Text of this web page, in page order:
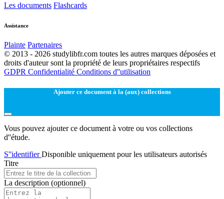
Les documents Flashcards
Assistance
Plainte Partenaires
© 2013 - 2026 studylibfr.com toutes les autres marques déposées et
droits d'auteur sont la propriété de leurs propriétaires respectifs
GDPR Confidentialité Conditions d''utilisation
Ajouter ce document à la (aux) collections
Vous pouvez ajouter ce document à votre ou vos collections
d''étude.
S''identifierDisponible uniquement pour les utilisateurs autorisés
Titre
La description (optionnel)